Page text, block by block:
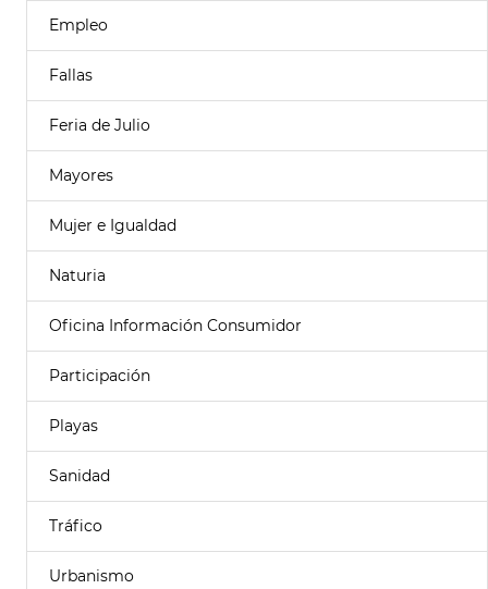
Empleo
Fallas
Feria de Julio
Mayores
Mujer e Igualdad
Naturia
Oficina Información Consumidor
Participación
Playas
Sanidad
Tráfico
Urbanismo